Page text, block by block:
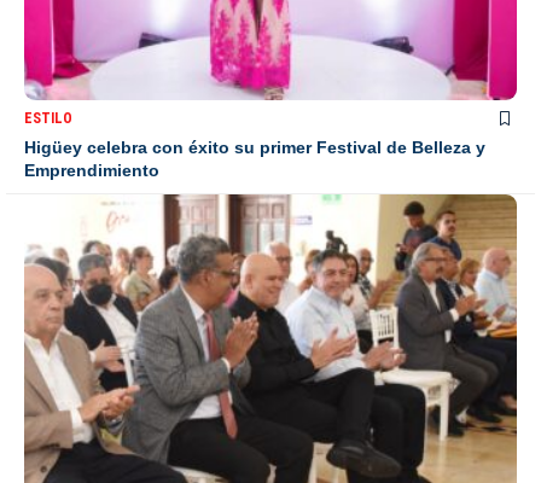
ESTILO
Higüey celebra con éxito su primer Festival de Belleza y
Emprendimiento